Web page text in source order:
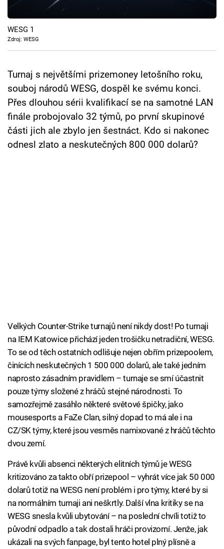
Cool Esport
Pořady
Sledujte prima+
Přihlášení
WESG 1
Zdroj: WESG
Turnaj s největšími prizemoney letošního roku,
souboj národů WESG, dospěl ke svému konci.
Přes dlouhou sérii kvalifikací se na samotné LAN
finále probojovalo 32 týmů, po první skupinové
části jich ale zbylo jen šestnáct. Kdo si nakonec
odnesl zlato a neskutečných 800 000 dolarů?
Velkých Counter-Strike turnajů není nikdy dost! Po turnaji
na IEM Katowice přichází jeden trošičku netradiční, WESG.
To se od těch ostatních odlišuje nejen obřím prizepoolem,
činících neskutečných 1 500 000 dolarů, ale také jedním
naprosto zásadním pravidlem – turnaje se smí účastnit
pouze týmy složené z hráčů stejné národnosti. To
samozřejmě zasáhlo některé světové špičky, jako
mousesports a FaZe Clan, silný dopad to má ale i na
CZ/SK týmy, které jsou vesměs namixované z hráčů těchto
dvou zemí.
Právě kvůli absenci některých elitních týmů je WESG
kritizováno za takto obří prizepool – vyhrát více jak 50 000
dolarů totiž na WESG není problém i pro týmy, které by si
na normálním turnaji ani neškrtly. Další vlna kritiky se na
WESG snesla kvůli ubytování – na poslední chvíli totiž to
původní odpadlo a tak dostali hráči provizorní. Jenže, jak
ukázali na svých fanpage, byl tento hotel plný plísně a